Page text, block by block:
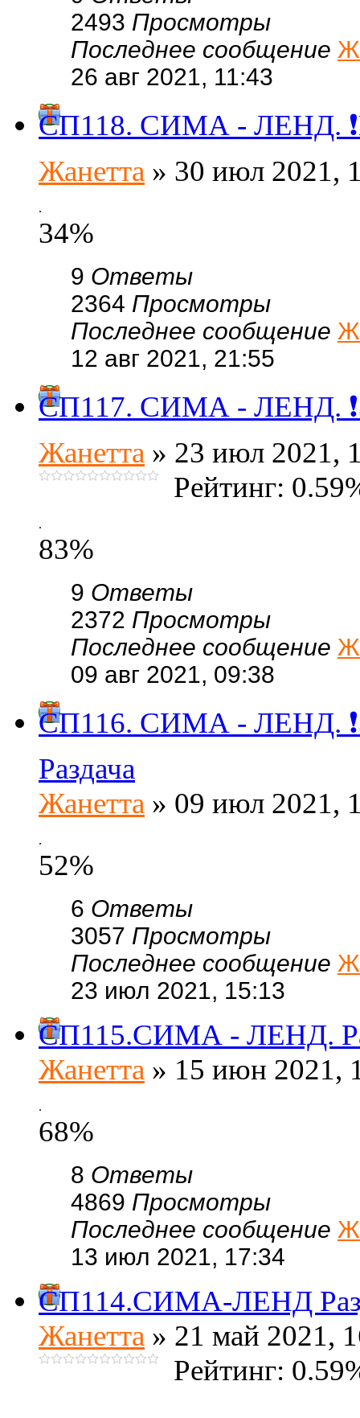
2493 Просмотры
Последнее сообщение
26 авг 2021, 11:43
СП118. СИМА - ЛЕНД.
Жанетта » 30 июл 2021,
.
34%
9 Ответы
2364 Просмотры
Последнее сообщение
12 авг 2021, 21:55
СП117. СИМА - ЛЕНД. ❗3
Жанетта » 23 июл 2021,
Рейтинг:
.
83%
9 Ответы
2372 Просмотры
Последнее сообщение
09 авг 2021, 09:38
СП116. СИМА - ЛЕНД. ❗3
Раздача
Жанетта » 09 июл 2021,
.
52%
6 Ответы
3057 Просмотры
Последнее сообщение
23 июл 2021, 15:13
СП115.СИМА - ЛЕНД.
Жанетта » 15 июн 2021,
.
68%
8 Ответы
4869 Просмотры
Последнее сообщение
13 июл 2021, 17:34
СП114.СИМА-ЛЕНД
Жанетта » 21 май 2021,
Рейтинг: